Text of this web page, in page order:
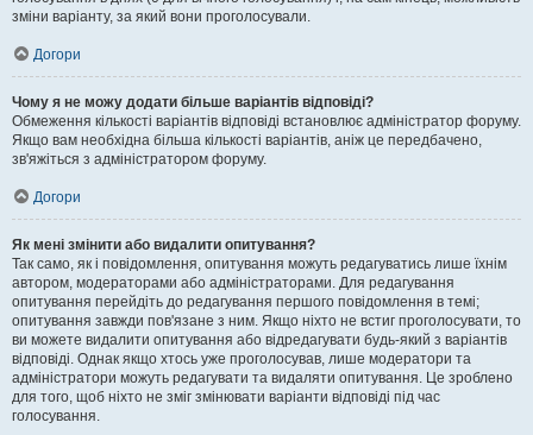
зміни варіанту, за який вони проголосували.
Догори
Чому я не можу додати більше варіантів відповіді?
Обмеження кількості варіантів відповіді встановлює адміністратор форуму.
Якщо вам необхідна більша кількості варіантів, аніж це передбачено,
зв'яжіться з адміністратором форуму.
Догори
Як мені змінити або видалити опитування?
Так само, як і повідомлення, опитування можуть редагуватись лише їхнім
автором, модераторами або адміністраторами. Для редагування
опитування перейдіть до редагування першого повідомлення в темі;
опитування завжди пов'язане з ним. Якщо ніхто не встиг проголосувати, то
ви можете видалити опитування або відредагувати будь-який з варіантів
відповіді. Однак якщо хтось уже проголосував, лише модератори та
адміністратори можуть редагувати та видаляти опитування. Це зроблено
для того, щоб ніхто не зміг змінювати варіанти відповіді під час
голосування.